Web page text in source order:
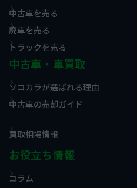
中古車を売る
廃車を売る
トラックを売る
中古車・車買取
ソコカラが選ばれる理由
中古車の売却ガイド
買取相場情報
お役立ち情報
コラム